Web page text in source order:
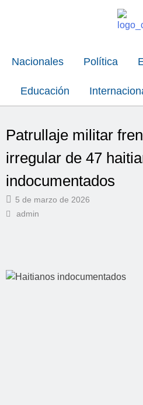
Nacionales Política
Educación
Patrullaje militar
irregular de 47
indocumentados
5 de marzo de 2026
admin